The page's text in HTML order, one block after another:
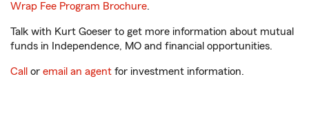
Wrap Fee Program Brochure.
Talk with Kurt Goeser to get more information about mutual
funds in Independence, MO and financial opportunities.
Call or email an agent for investment information.